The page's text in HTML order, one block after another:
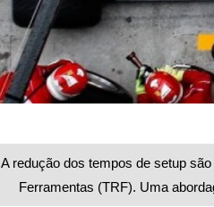
A redução dos tempos de setup
Ferramentas (TRF). Uma